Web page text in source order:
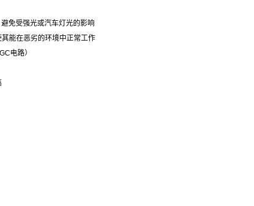
免受强光或汽车灯光的影响
能在恶劣的环境中正常工作
电路）